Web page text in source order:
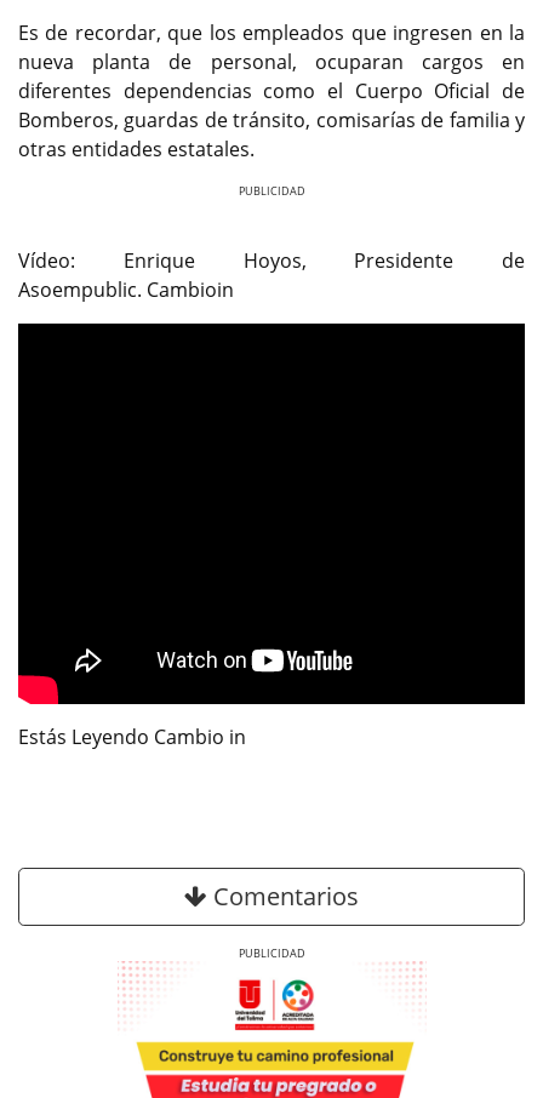
Es de recordar, que los empleados que ingresen en la
nueva planta de personal, ocuparan cargos en
diferentes dependencias como el Cuerpo Oficial de
Bomberos, guardas de tránsito, comisarías de familia y
otras entidades estatales.
Vídeo: Enrique Hoyos, Presidente de
Asoempublic. Cambioin
Estás Leyendo Cambio in
Comentarios